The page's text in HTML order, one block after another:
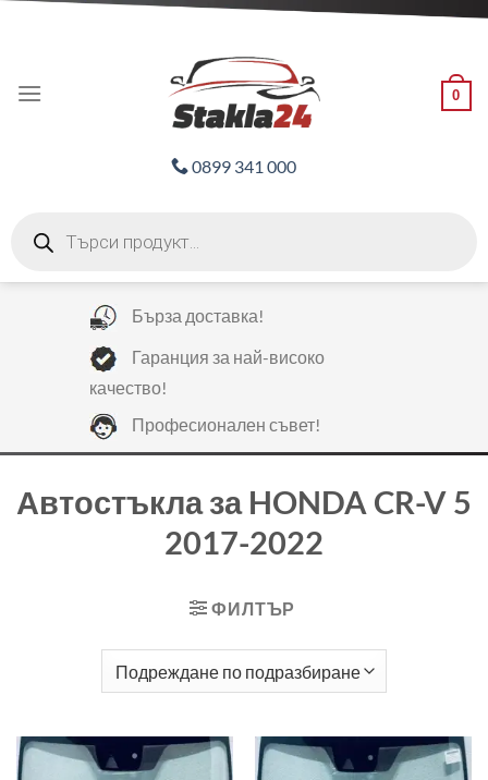
0
0899 341 000
search
Бърза доставка!
Гаранция за най-високо
качество!
Професионален съвет!
Автостъкла за HONDA CR-V 5
2017-2022
ФИЛТЪР